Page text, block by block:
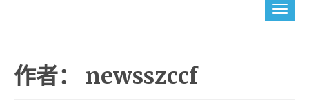
作者： newsszccf